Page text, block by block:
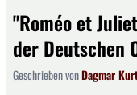
"Roméo et
der Deutschen
Geschrieben vonDagmar